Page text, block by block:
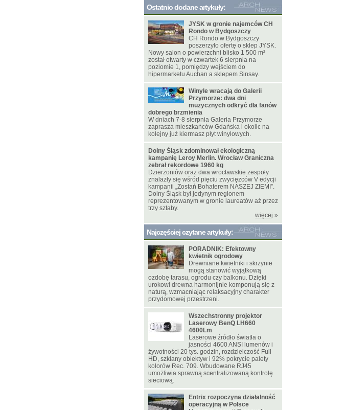
Ostatnio dodane artykuły:
JYSK w gronie najemców CH
Rondo w Bydgoszczy
CH Rondo w Bydgoszczy
poszerzyło ofertę o sklep JYSK.
Nowy salon o powierzchni blisko 1 500 m²
został otwarty w czwartek 6 sierpnia na
poziomie 1, pomiędzy wejściem do
hipermarketu Auchan a sklepem Sinsay.
Winyle wracają do Galerii
Przymorze: dwa dni
muzycznych odkryć dla fanów
dobrego brzmienia
W dniach 7-8 sierpnia Galeria Przymorze
zaprasza mieszkańców Gdańska i okolic na
kolejny już kiermasz płyt winylowych.
Dolny Śląsk zdominował ekologiczną
kampanię Leroy Merlin. Wrocław Graniczna
zebrał rekordowe 1960 kg
Dzierżoniów oraz dwa wrocławskie zespoły
znalazły się wśród pięciu zwycięzców V edycji
kampanii „Zostań Bohaterem NASZEJ ZIEMI”.
Dolny Śląsk był jedynym regionem
reprezentowanym w gronie laureatów aż przez
trzy sztaby.
więcej »
Najczęściej czytane artykuły:
PORADNIK: Efektowny
kwietnik ogrodowy
Drewniane kwietniki i skrzynie
mogą stanowić wyjątkową
ozdobę tarasu, ogrodu czy balkonu. Dzięki
urokowi drewna harmonijnie komponują się z
naturą, wzmacniając relaksacyjny charakter
przydomowej przestrzeni.
Wszechstronny projektor
Laserowy BenQ LH660
4600Lm
Laserowe źródło światła o
jasności 4600 ANSI lumenów i
żywotności 20 tys. godzin, rozdzielczość Full
HD, szklany obiektyw i 92% pokrycie palety
kolorów Rec. 709. Wbudowane RJ45
umożliwia sprawną scentralizowaną kontrolę
sieciową.
Entrix rozpoczyna działalność
operacyjną w Polsce